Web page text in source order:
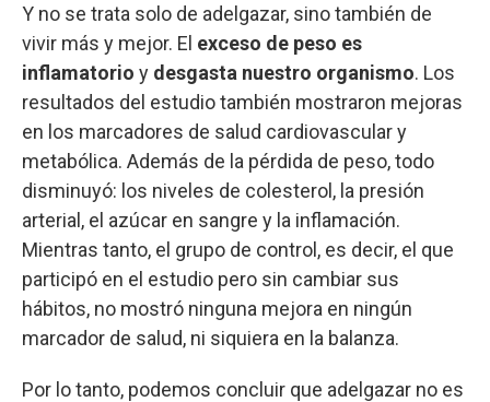
Y no se trata solo de adelgazar, sino también de
vivir más y mejor. El exceso de peso es
inflamatorio y desgasta nuestro organismo. Los
resultados del estudio también mostraron mejoras
en los marcadores de salud cardiovascular y
metabólica. Además de la pérdida de peso, todo
disminuyó: los niveles de colesterol, la presión
arterial, el azúcar en sangre y la inflamación.
Mientras tanto, el grupo de control, es decir, el que
participó en el estudio pero sin cambiar sus
hábitos, no mostró ninguna mejora en ningún
marcador de salud, ni siquiera en la balanza.
Por lo tanto, podemos concluir que adelgazar no es